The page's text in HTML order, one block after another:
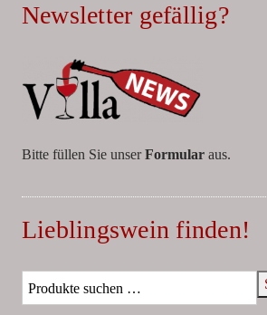
Newsletter gefällig?
Bitte füllen Sie unserFormularaus.
Lieblingswein finden!